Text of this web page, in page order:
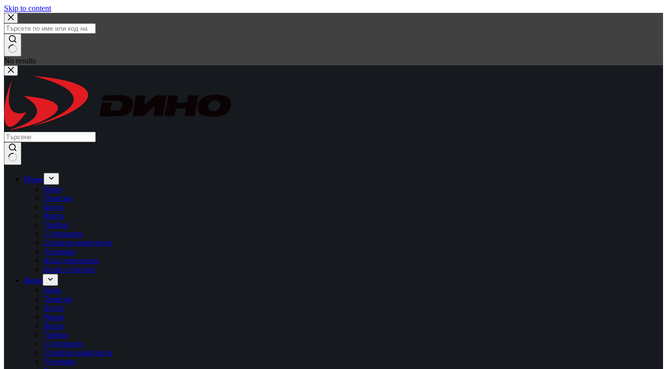
Skip to content
No results
Мъже
Ново
Тениски
Блузи
Якета
Грейки
Суитшърти
Спортни комплекти
Долнища
Къси панталони
Бельо и бански
Жени
Ново
Тениски
Блузи
Рокли
Якета
Грейки
Суитшърти
Спортни комплекти
Долнища